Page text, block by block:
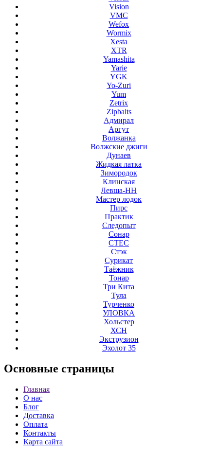
Vision
VMC
Wefox
Wormix
Xesta
XTR
Yamashita
Yarie
YGK
Yo-Zuri
Yum
Zetrix
Zipbaits
Адмирал
Аргут
Волжанка
Волжские джиги
Дунаев
Жидкая латка
Зимородок
Клинская
Левша-НН
Мастер лодок
Пирс
Практик
Следопыт
Сонар
СТЕС
Стэк
Сурикат
Таёжник
Тонар
Три Кита
Тула
Турченко
УЛОВКА
Хольстер
ХСН
Экструзион
Эхолот 35
Основные страницы
Главная
О нас
Блог
Доставка
Оплата
Контакты
Карта сайта